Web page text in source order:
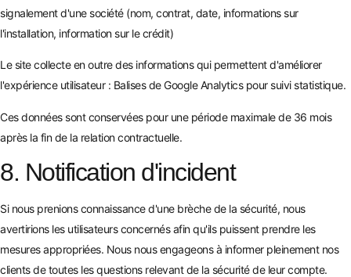
signalement d'une société (nom, contrat, date, informations sur
l'installation, information sur le crédit)
Le site collecte en outre des informations qui permettent d'améliorer
l'expérience utilisateur : Balises de Google Analytics pour suivi statistique.
Ces données sont conservées pour une période maximale de 36 mois
après la fin de la relation contractuelle.
8. Notification d'incident
Si nous prenions connaissance d'une brèche de la sécurité, nous
avertirions les utilisateurs concernés afin qu'ils puissent prendre les
mesures appropriées. Nous nous engageons à informer pleinement nos
clients de toutes les questions relevant de la sécurité de leur compte.